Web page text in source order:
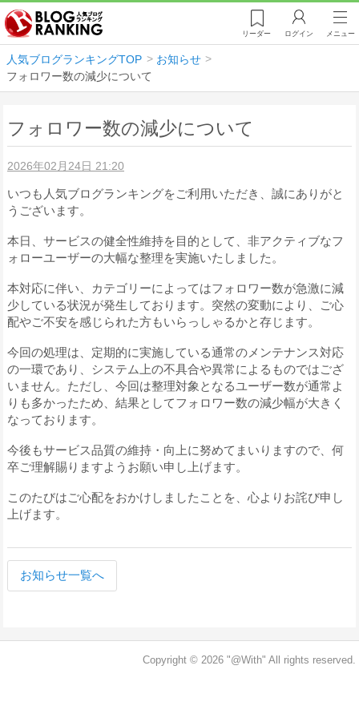
リーダー ログイン メニュー
人気ブログランキングTOP
お知らせ
フォロワー数の減少について
フォロワー数の減少について
2026年02月24日 21:20
いつも人気ブログランキングをご利用いただき、誠にありがと
うございます。
本日、サービスの健全性維持を目的として、非アクティブなフ
ォローユーザーの大幅な整理を実施いたしました。
本対応に伴い、カテゴリーによってはフォロワー数が急激に減
少している状況が発生しております。突然の変動により、ご心
配やご不安を感じられた方もいらっしゃるかと存じます。
今回の処理は、定期的に実施している通常のメンテナンス対応
の一環であり、システム上の不具合や異常によるものではござ
いません。ただし、今回は整理対象となるユーザー数が通常よ
りも多かったため、結果としてフォロワー数の減少幅が大きく
なっております。
今後もサービス品質の維持・向上に努めてまいりますので、何
卒ご理解賜りますようお願い申し上げます。
このたびはご心配をおかけしましたことを、心よりお詫び申し
上げます。
お知らせ一覧へ
Copyright © 2026 "@With" All rights reserved.